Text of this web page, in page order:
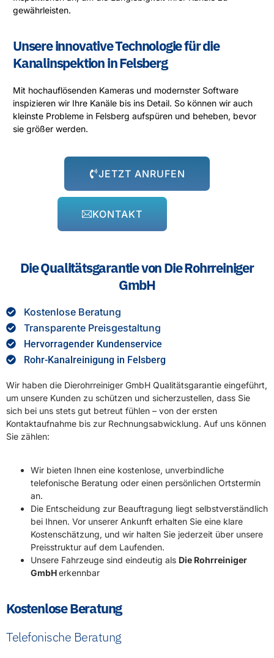
gewährleisten.
Unsere innovative Technologie für die
Kanalinspektion in Felsberg
Mit hochauflösenden Kameras und modernster Software
inspizieren wir Ihre Kanäle bis ins Detail. So können wir auch
kleinste Probleme in Felsberg aufspüren und beheben, bevor
sie größer werden.
JETZT ANRUFEN
KONTAKT
Die Qualitätsgarantie von Die Rohrreiniger
GmbH
Kostenlose Beratung
Transparente Preisgestaltung
Hervorragender Kundenservice
Rohr-Kanalreinigung in Felsberg
Wir haben die Dierohrreiniger GmbH Qualitätsgarantie eingeführt,
um unsere Kunden zu schützen und sicherzustellen, dass Sie
sich bei uns stets gut betreut fühlen – von der ersten
Kontaktaufnahme bis zur Rechnungsabwicklung. Auf uns können
Sie zählen:
Wir bieten Ihnen eine kostenlose, unverbindliche
telefonische Beratung oder einen persönlichen Ortstermin
an.
Die Entscheidung zur Beauftragung liegt selbstverständlich
bei Ihnen. Vor unserer Ankunft erhalten Sie eine klare
Kostenschätzung, und wir halten Sie jederzeit über unsere
Preisstruktur auf dem Laufenden.
Unsere Fahrzeuge sind eindeutig als Die Rohrreiniger
GmbHerkennbar
Kostenlose Beratung
Telefonische Beratung